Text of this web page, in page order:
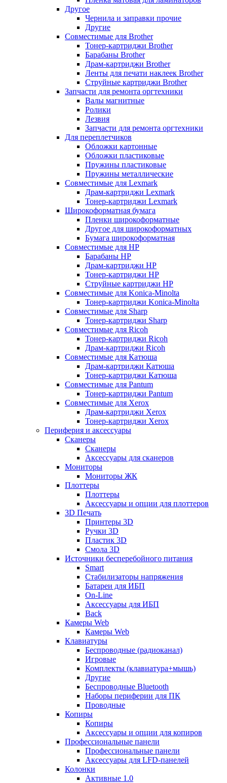
Другое
Чернила и заправки прочие
Другие
Совместимые для Brother
Тонер-картриджи Brother
Барабаны Brother
Драм-картриджи Brother
Ленты для печати наклеек Brother
Струйные картриджи Brother
Запчасти для ремонта оргтехники
Валы магнитные
Ролики
Лезвия
Запчасти для ремонта оргтехники
Для переплетчиков
Обложки картонные
Обложки пластиковые
Пружины пластиковые
Пружины металлические
Совместимые для Lexmark
Драм-картриджи Lexmark
Тонер-картриджи Lexmark
Широкоформатная бумага
Пленки широкоформатные
Другое для широкоформатных
Бумага широкоформатная
Совместимые для HP
Барабаны HP
Драм-картриджи HP
Тонер-картриджи HP
Струйные картриджи HP
Совместимые для Konica-Minolta
Тонер-картриджи Konica-Minolta
Совместимые для Sharp
Тонер-картриджи Sharp
Совместимые для Ricoh
Тонер-картриджи Ricoh
Драм-картриджи Ricoh
Совместимые для Катюша
Драм-картриджи Катюша
Тонер-картриджи Катюша
Совместимые для Pantum
Тонер-картриджи Pantum
Совместимые для Xerox
Драм-картриджи Xerox
Тонер-картриджи Xerox
Периферия и аксессуары
Сканеры
Сканеры
Аксессуары для сканеров
Мониторы
Мониторы ЖК
Плоттеры
Плоттеры
Аксессуары и опции для плоттеров
3D Печать
Принтеры 3D
Ручки 3D
Пластик 3D
Смола 3D
Источники бесперебойного питания
Smart
Стабилизаторы напряжения
Батареи для ИБП
On-Line
Аксессуары для ИБП
Back
Камеры Web
Камеры Web
Клавиатуры
Беспроводные (радиоканал)
Игровые
Комплекты (клавиатура+мышь)
Другие
Беспроводные Bluetooth
Наборы периферии для ПК
Проводные
Копиры
Копиры
Аксессуары и опции для копиров
Профессиональные панели
Профессиональные панели
Аксессуары для LFD-панелей
Колонки
Активные 1.0